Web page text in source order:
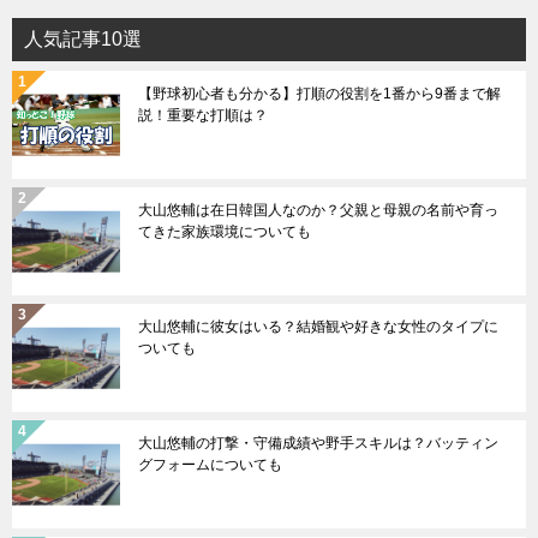
人気記事10選
【野球初心者も分かる】打順の役割を1番から9番まで解
説！重要な打順は？
大山悠輔は在日韓国人なのか？父親と母親の名前や育っ
てきた家族環境についても
大山悠輔に彼女はいる？結婚観や好きな女性のタイプに
ついても
大山悠輔の打撃・守備成績や野手スキルは？バッティン
グフォームについても